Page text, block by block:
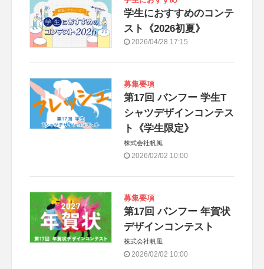
学生におすすめのコンテ
スト《2026初夏》
2026/04/28 17:15
募集要項
第17回 バンフー 学生T
シャツデザインコンテス
ト《学生限定》
株式会社帆風
2026/02/02 10:00
募集要項
第17回 バンフー 年賀状
デザインコンテスト
株式会社帆風
2026/02/02 10:00